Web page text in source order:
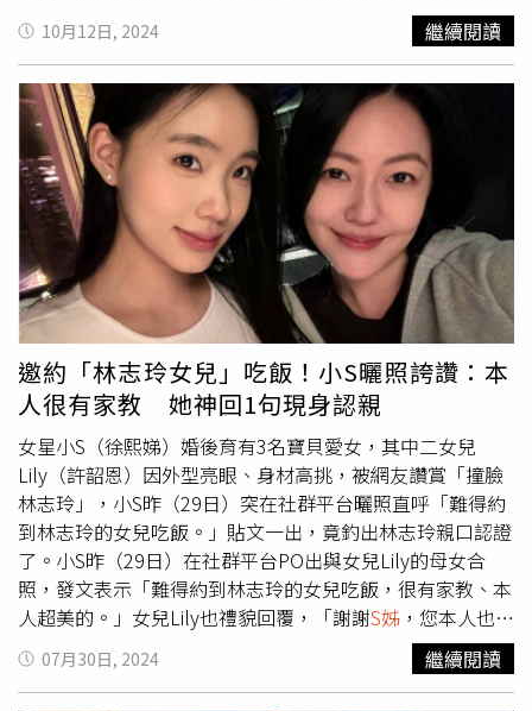
害人因墜樓造成之骨折及器官損傷而死亡。黃女因遭拘禁及
電擊，出現腹部鼓脹及大小便失禁，被移置浴室內繼續拘
禁。嗣於111年10月27日因肝硬化，腹部腫大數倍，且持續
吐血。現場控員回報群組討論後，只對黃女施以急救，未送
醫，致被害人終因大量出血及低血溶性休克而死亡。林男遭
拘禁、毆打，身體多處出血、瘀傷，又因在浴室跌倒導致小
腿受傷，兩側小腿皮膚壞死且發炎細胞浸潤，致不良於行且
大小便失禁。嗣於111年10月22日林男右腳腫脹，且流膿、
發黑，同年10月25日表示胸悶、呼吸困難，迄於同年10月
28日因身體不適，敲打牆壁、捶打地板，不斷喊叫「快受不
了」。現場控員回報群組後，接續於3小時內餵食林男共3顆
FM2，讓其昏睡，未送醫。林男因患有高血壓、心臟疾病、
慢性腎炎、身體多處受傷、腿部傷勢惡化、遭餵食FM2及壓
力刺激等原因交乘下，發生胃內壓力性出血、橫紋肌溶解及
冠狀動脈嚴重粥狀硬化併有血栓形成，導致心肌梗塞而心因
性休克死亡。陳樺韋等人為掩飾上開犯行，將3人屍體分別
丟棄在南投縣水里鄉山區邊坡下、桃園市龜山區山坡。最高
院認為，關於涂世泓、謝承佑、呂政儀就私行拘禁致人於
死，陳樺韋、蔡博臣、涂世泓、鄭育賢、謝承佑、吳秉恩就
加重強盜，鄭育賢就非法使人施用第三級毒品，陳樺韋就遺
棄屍體罪刑上訴部分，其等上訴意旨，均係就原審採證、認
事之職權行使、原判決已說明及於判決無影響之事項，以自
己之說詞或持不同之評價，為事實上之爭辯，俱非適法上訴
第三審之理由。關於蔡博臣私行拘禁致人於死、謝承佑非法
使人施用第三級毒品、吳郁群加重詐欺及張家豪加重強盜部
她失望，我這幾年除了拍戲，畫畫，也没停止過寫詩。」吳
翔震在粉絲團經常發表詩歌短文，引發廣大迴響，有女粉絲
牛皮上題詩，現場朗讀。（圖／Offermann提供）吳翔震在
剪綵活動中，以充滿磁性的嗓音朗讀自己創作的詩詞，獲得
如雷掌聲，吳翔震表示，自從6年前，在華文朗讀節中擔任
壓軸朗讀嘉賓至今，再一次在公開場合朗讀，心情還是很緊
張。剛從歐洲旅遊回台，吳翔震表示：「這次主要是去跟當
地藝術家交流，發現當地的人文精神豐富，美好的藝術都是
隨手可得的，即使門把上的一個扣環，路燈的裝飾，都充滿
了藝術感。」吳翔震也去英國看皇宮，親臨感受歷史，讓他
非常感動。吳翔震到義大利旅行也忍不住讚歎：「我在威尼
斯的聖馬可廣場停留許久，每個視角都像一幅畫。」
10月12日, 2024 繼續閱讀
邀約「林志玲女兒」吃飯！小S曬照誇讚：本
人很有家教 她神回1句現身認親
女星小S（徐熙娣）婚後育有3名寶貝愛女，其中二女兒
Lily（許韶恩）因外型亮眼、身材高挑，被網友讚賞「撞臉
林志玲」，小S昨（29日）突在社群平台曬照直呼「難得約
到林志玲的女兒吃飯。」貼文一出，竟釣出林志玲親口認證
了。小S昨（29日）在社群平台PO出與女兒Lily的母女合
照，發文表示「難得約到林志玲的女兒吃飯，很有家教、本
人超美的。」女兒Lily也禮貌回覆，「謝謝S姊 ，您本人也好
美、臉好小、還這麼大方的請我吃飯～。」母女倆反串的逗
趣互動笑翻眾人。貼文曝光後，網友紛紛幽默直呼，「林志
玲的女兒也太美了！」、「真的跟林志玲一樣漂亮耶~」、
07月30日, 2024 繼續閱讀